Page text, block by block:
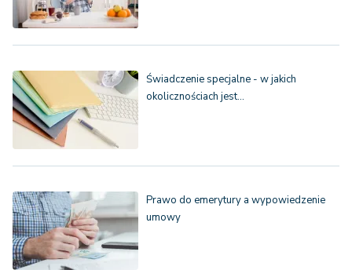
Świadczenie specjalne - w jakich
okolicznościach jest…
Prawo do emerytury a wypowiedzenie
umowy